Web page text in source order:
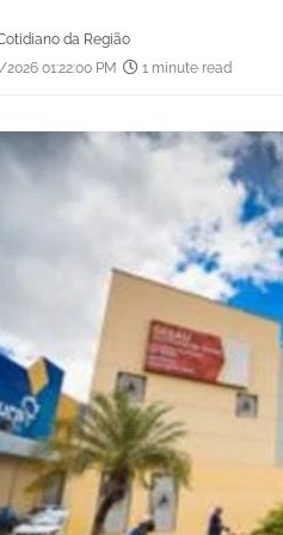
da Região
01:22:00 PM
1 minute read